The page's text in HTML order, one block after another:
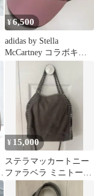
¥6,500
adidas by Stella
McCartney コラボキャ
ップ⭐︎ピンク
¥ 15,000
ステラマッカートニー
ファラベラ ミニトート